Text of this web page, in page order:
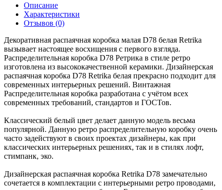
Описание
Характеристики
Отзывов (0)
Декоративная распаячная коробка малая D78 белая Retrika
вызывает настоящее восхищения с первого взгляда.
Распределительная коробка D78 Ретрика в стиле ретро
изготовлена из высококачественной керамики. Дизайнерская
распаячная коробка D78 Retrika белая прекрасно подходит для
современных интерьерных решений. Винтажная
Распределительная коробка разработана с учётом всех
современных требований, стандартов и ГОСТов.
Классический белый цвет делает данную модель весьма
популярной. Данную ретро распределительную коробку очень
часто задействуют в своих проектах дизайнеры, как при
классических интерьерных решениях, так и в стилях лофт,
стимпанк, эко.
Дизайнерская распаячная коробка Retrika D78 замечательно
сочетается в комплектации с интерьерными ретро проводами,